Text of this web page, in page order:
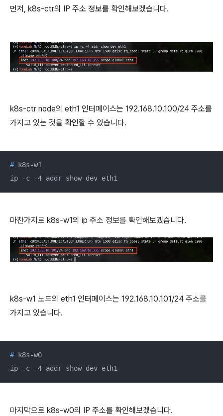
먼저, k8s-ctr의 IP 주소 정보를 확인해보겠습니다.
k8s-ctr node의 eth1 인터페이스는 192.168.10.100/24 주소를
가지고 있는 것을 확인할 수 있습니다.
# k8s-w1
ip -c -4 addr show dev eth1
마찬가지로 k8s-w1의 ip 주소 정보를 확인해보겠습니다.
k8s-w1 노드의 eth1 인터페이스는 192.168.10.101/24 주소를
가지고 있습니다.
# k8s-w0
ip -c -4 addr show dev eth1
마지막으로 k8s-w0의 IP 주소를 확인해보겠습니다.